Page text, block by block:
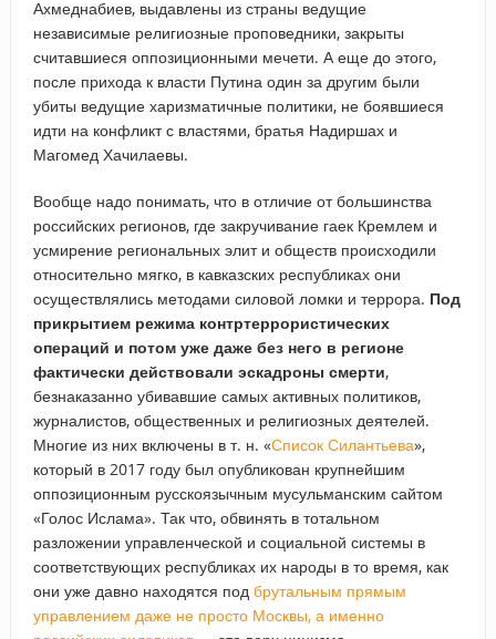
Ахмеднабиев, выдавлены из страны ведущие
независимые религиозные проповедники, закрыты
считавшиеся оппозиционными мечети. А еще до этого,
после прихода к власти Путина один за другим были
убиты ведущие харизматичные политики, не боявшиеся
идти на конфликт с властями, братья Надиршах и
Магомед Хачилаевы.
Вообще надо понимать, что в отличие от большинства
российских регионов, где закручивание гаек Кремлем и
усмирение региональных элит и обществ происходили
относительно мягко, в кавказских республиках они
осуществлялись методами силовой ломки и террора. Под
прикрытием режима контртеррористических
операций и потом уже даже без него в регионе
фактически действовали эскадроны смерти,
безнаказанно убивавшие самых активных политиков,
журналистов, общественных и религиозных деятелей.
Многие из них включены в т. н. «Список Силантьева»,
который в 2017 году был опубликован крупнейшим
оппозиционным русскоязычным мусульманским сайтом
«Голос Ислама». Так что, обвинять в тотальном
разложении управленческой и социальной системы в
соответствующих республиках их народы в то время, как
они уже давно находятся под брутальным прямым
управлением даже не просто Москвы, а именно